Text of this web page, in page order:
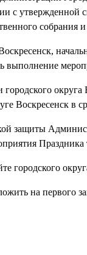
с
собрания
выполнение
Воскресенск в
защиты
городского
на первого